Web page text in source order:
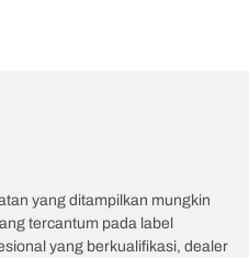
yang ditampilkan mungkin
tercantum pada label
yang berkualifikasi, dealer